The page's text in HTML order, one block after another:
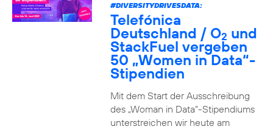
#DIVERSITYDRIVESDATA:
Telefónica
Deutschland / O2 und
StackFuel vergeben
50 „Women in Data“-
Stipendien
Mit dem Start der Ausschreibung
des „Woman in Data“-Stipendiums
unterstreichen wir heute am